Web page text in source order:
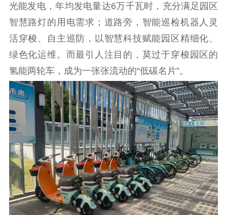
哲学社科
社科强省 工作通知
成果集萃
江苏文脉
资料下载
新闻宣传
主题宣传 对外宣传
新闻发布
记者之家
品牌栏目
文化文艺
精品生产 文化惠民
文化传承
文化交流
体制改革
文化产业
紫金文化艺术节
品牌活动 紫艺舞台
光能发电，年均发电量达6万千瓦时，充分满足园区
智慧路灯的用电需求；道路旁，智能巡检机器人灵
活穿梭、自主巡防，以智慧科技赋能园区精细化、
绿色化运维。而最引人注目的，莫过于穿梭园区的
氢能两轮车，成为一张张流动的“低碳名片”。